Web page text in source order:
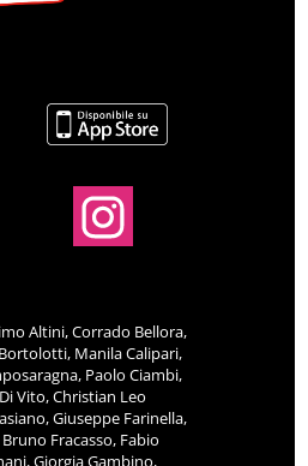
Altini, Corrado Bellora,
Manila Calipari,
Paolo Ciambi,
Vito, Christian Leo
Giuseppe Farinella,
Fracasso, Fabio
Giorgia Gambino,